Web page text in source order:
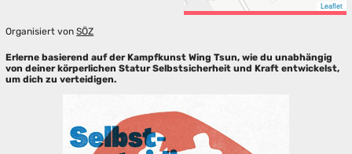
Leaflet
Organisiert vonSÖZ
Erlerne basierend auf der Kampfkunst Wing Tsun, wie du unabhängig
von deiner körperlichen Statur Selbstsicherheit und Kraft entwickelst,
um dich zu verteidigen.